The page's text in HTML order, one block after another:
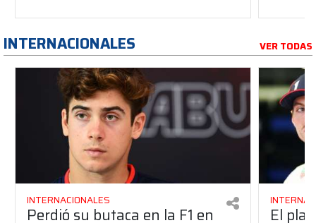
INTERNACIONALES VER TODAS
INTERNACIONALES
Perdió su butaca en la F1 en El